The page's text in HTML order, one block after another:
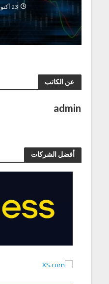
23 أكتوبر، 2023
عن الكاتب
admin
أفضل الشركات